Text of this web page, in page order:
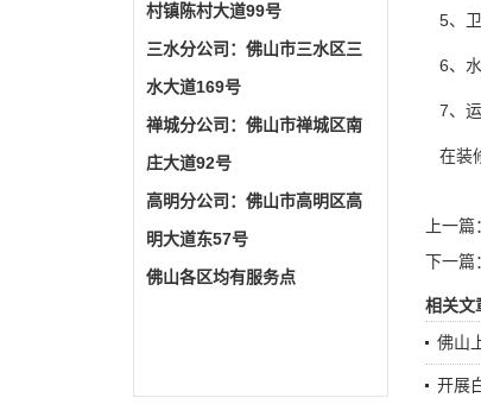
村镇陈村大道99号
三水分公司：佛山市三水区三
水大道169号
禅城分公司：佛山市禅城区南
庄大道92号
高明分公司：佛山市高明区高
明大道东57号
佛山各区均有服务点
5、
6、
7、
在装
上一篇
下一篇
相关文
佛山
开展